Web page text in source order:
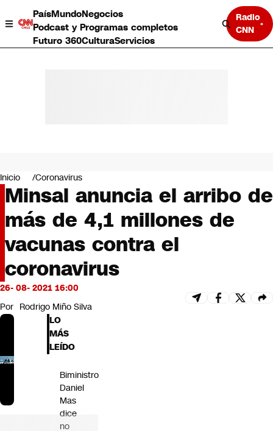
PaísMundoNegocios
Podcast y Programas completos
Futuro 360CulturaServicios
Radio
CNN
Negocios
Deportes
Programas completos
Cultura
Servicios
Bits
CNN tiempo
Futuro 360
Inicio Coronavirus
Minsal anuncia el arribo de
más de 4,1 millones de
vacunas contra el
coronavirus
26- 08- 2021 16:00
Por Rodrigo Miño Silva
LO
MÁS
LEÍDO
Biministro
Daniel
Mas
dice
no